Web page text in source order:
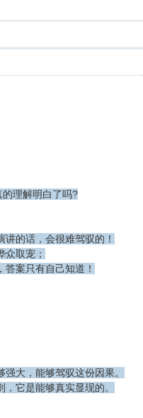
的理解明白了吗?
的话，会很难驾驭的！
取宠；
案只有自己知道！
大，能够驾驭这份因果。
它是能够真实显现的。